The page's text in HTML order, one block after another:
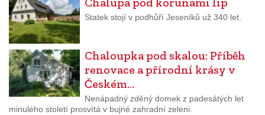
Statek stojí v podhůří Jeseníků už 340 let.
Chaloupka pod skalou: Příběh
renovace a přírodní krásy v
Českém…
Nenápadný zděný domek z padesátých let
minulého století prosvítá v bujné zahradní zeleni.